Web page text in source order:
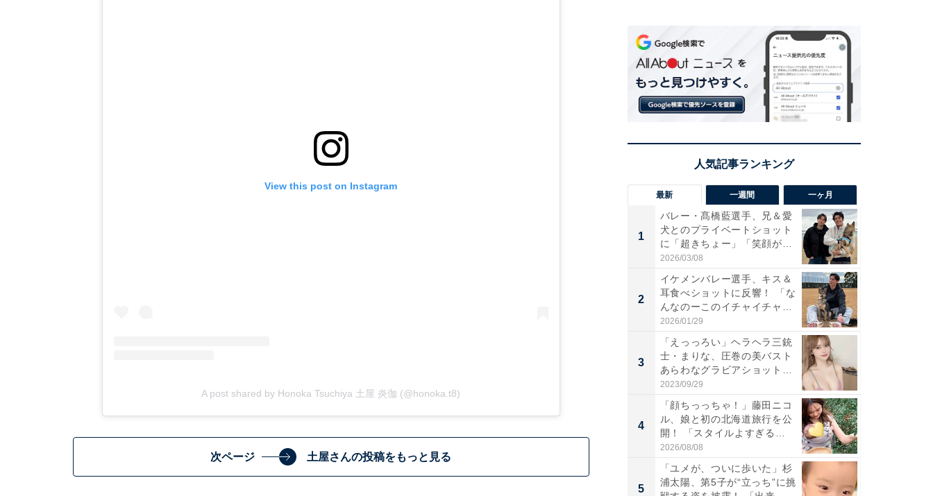
View this post on Instagram
A post shared by Honoka Tsuchiya 土屋 炎伽 (@honoka.t8)
次ページ 土屋さんの投稿をもっと見る
最新 一週間 一ヶ月
1
バレー・髙橋藍選手、兄＆愛
犬とのプライベートショット
に「超きちょー」「笑顔が見
れ...
2026/03/08
2
イケメンバレー選手、キス＆
耳食べショットに反響！ 「な
んなのーこのイチャイチャ
感...
2026/01/29
3
「えっっろい」ヘラヘラ三銃
士・まりな、圧巻の美バスト
あらわなグラビアショット公
開...
2023/09/29
4
「顔ちっっちゃ！」藤田ニコ
ル、娘と初の北海道旅行を公
開！ 「スタイルよすぎる
よ〜...
2026/08/08
5
「ユメが、ついに歩いた」杉
浦太陽、第5子が“立っち”に挑